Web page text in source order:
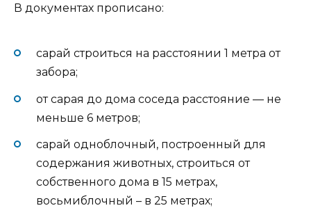
В документах прописано:
сарай строиться на расстоянии 1 метра от
забора;
от сарая до дома соседа расстояние — не
меньше 6 метров;
сарай одноблочный, построенный для
содержания животных, строиться от
собственного дома в 15 метрах,
восьмиблочный – в 25 метрах;